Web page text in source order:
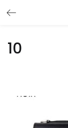
Entrez votre
10